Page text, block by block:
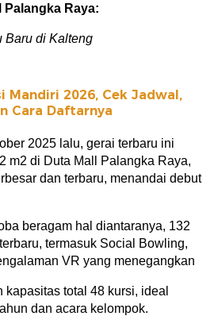
Palangka Raya:
Baru di Kalteng
Mandiri 2026, Cek Jadwal,
Cara Daftarnya
2025 lalu, gerai terbaru ini
m2 di Duta Mall Palangka Raya,
dan terbaru, menandai debut
beragam hal diantaranya, 132
termasuk Social Bowling,
VR yang menegangkan
kapasitas total 48 kursi, ideal
dan acara kelompok.